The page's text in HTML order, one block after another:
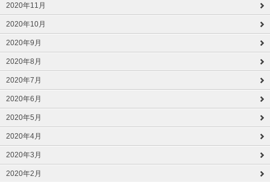
2020年11月
2020年10月
2020年9月
2020年8月
2020年7月
2020年6月
2020年5月
2020年4月
2020年3月
2020年2月